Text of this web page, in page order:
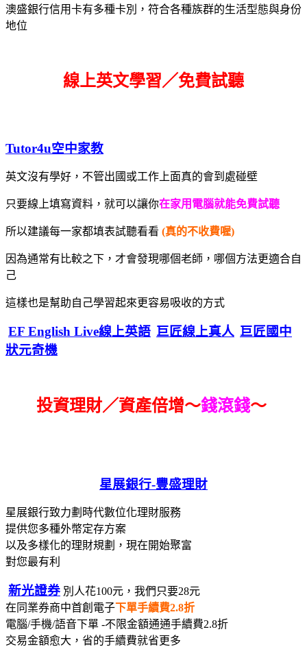
澳盛銀行信用卡有多種卡別，符合各種族群的生活型態與身份
地位
線上英文學習／免費試聽
Tutor4u空中家教
英文沒有學好，不管出國或工作上面真的會到處碰壁
只要線上填寫資料，就可以讓你在家用電腦就能免費試聽
所以建議每一家都填表試聽看看 (真的不收費喔)
因為通常有比較之下，才會發現哪個老師，哪個方法更適合自
己
這樣也是幫助自己學習起來更容易吸收的方式
EF English Live線上英語 巨匠線上真人 巨匠國中
狀元奇機
投資理財／資產倍增～錢滾錢～
星展銀行-豐盛理財
星展銀行致力劃時代數位化理財服務
提供您多種外幣定存方案
以及多樣化的理財規劃，現在開始聚富
對您最有利
新光證券 別人花100元，我們只要28元
在同業券商中首創電子下單手續費2.8折
電腦/手機/語音下單 -不限金額通通手續費2.8折
交易金額愈大，省的手續費就省更多